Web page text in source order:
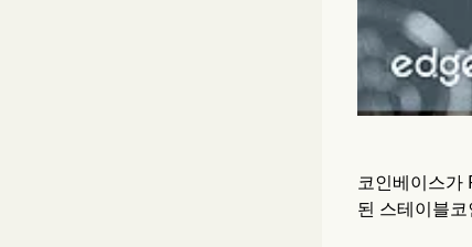
코인베이스가
된 스테이블